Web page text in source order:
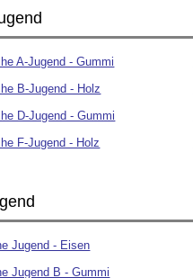
A-Jugend - Gummi
B-Jugend - Holz
D-Jugend - Gummi
F-Jugend - Holz
Jugend - Eisen
Jugend B - Gummi